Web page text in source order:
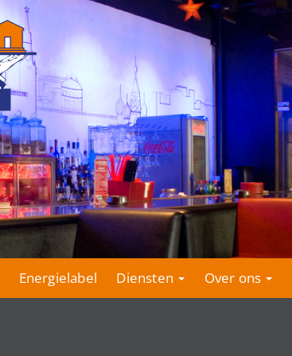
Energielabel Diensten Over ons